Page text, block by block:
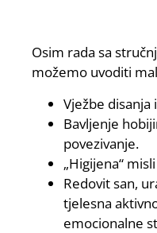
Osim rada sa
možemo uvoditi
Vježbe disanja
Bavljenje
povezivanje.
„Higijena“
Redovit san,
tjelesna
emocionalne